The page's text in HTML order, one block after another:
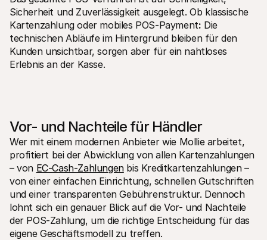
Sicherheit und Zuverlässigkeit ausgelegt. Ob klassische
Kartenzahlung oder mobiles POS-Payment: Die
technischen Abläufe im Hintergrund bleiben für den
Kunden unsichtbar, sorgen aber für ein nahtloses
Erlebnis an der Kasse.
Vor- und Nachteile für Händler
Wer mit einem modernen Anbieter wie Mollie arbeitet,
profitiert bei der Abwicklung von allen Kartenzahlungen
– von EC-Cash-Zahlungen bis Kreditkartenzahlungen –
von einer einfachen Einrichtung, schnellen Gutschriften
und einer transparenten Gebührenstruktur. Dennoch
lohnt sich ein genauer Blick auf die Vor- und Nachteile
der POS-Zahlung, um die richtige Entscheidung für das
eigene Geschäftsmodell zu treffen.